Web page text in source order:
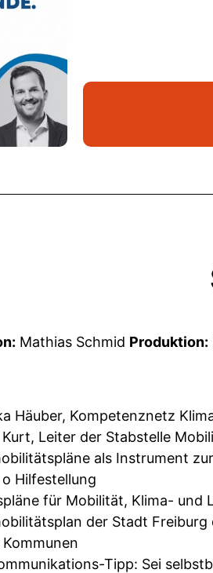
Mathias Schmid Produktion:
Häuber, Kompetenznetz
Leiter der Stabstelle
als Instrument
Hilfestellung
für Mobilität, Klima- und
der Stadt
Tipp: Sei